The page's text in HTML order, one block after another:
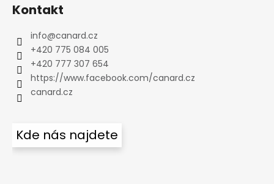
Kontakt
info@canard.cz
+420 775 084 005
+420 777 307 654
https://www.facebook.com/canard.cz
canard.cz
Kde nás najdete